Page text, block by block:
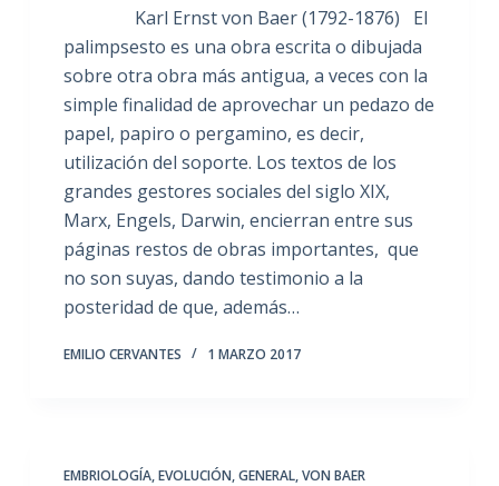
Karl Ernst von Baer (1792-1876) El
palimpsesto es una obra escrita o dibujada
sobre otra obra más antigua, a veces con la
simple finalidad de aprovechar un pedazo de
papel, papiro o pergamino, es decir,
utilización del soporte. Los textos de los
grandes gestores sociales del siglo XIX,
Marx, Engels, Darwin, encierran entre sus
páginas restos de obras importantes, que
no son suyas, dando testimonio a la
posteridad de que, además…
EMILIO CERVANTES 1 MARZO 2017
EMBRIOLOGÍA,EVOLUCIÓN,GENERAL,VON BAER